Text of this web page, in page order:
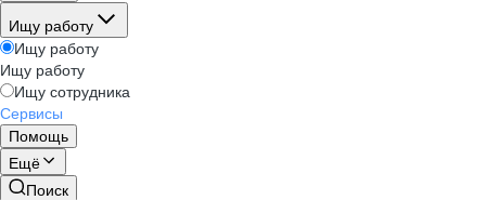
Ищу работу
Ищу работу
Ищу работу
Ищу сотрудника
Сервисы
Помощь
Ещё
Поиск